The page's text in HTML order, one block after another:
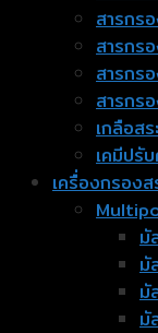
สารกร
สารกร
สารกร
สารกร
เกลือสร
เคมีปรั
เครื่องกรอง
มั
มั
มั
มั